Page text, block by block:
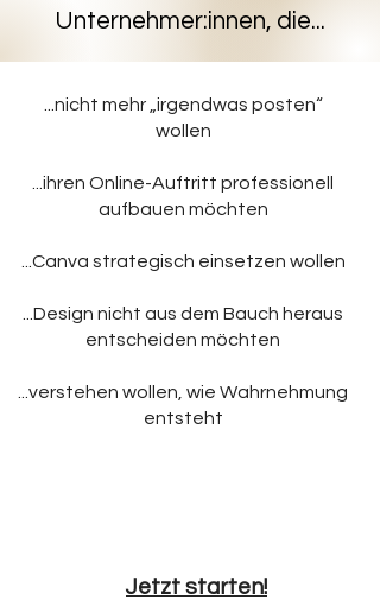
Unternehmer:innen, die...
...nicht mehr „irgendwas posten“
wollen
...ihren Online-Auftritt professionell
aufbauen möchten
...Canva strategisch einsetzen wollen
...Design nicht aus dem Bauch heraus
entscheiden möchten
...verstehen wollen, wie Wahrnehmung
entsteht
Jetzt starten!